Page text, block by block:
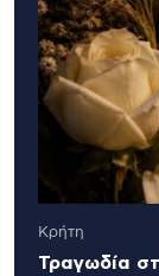
Κρήτη
Τραγωδία